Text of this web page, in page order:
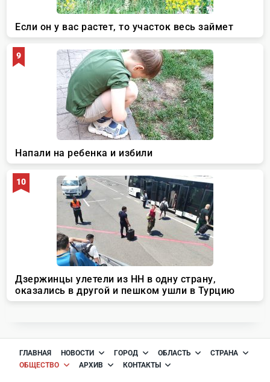
ГЛАВНАЯ НОВОСТИ ГОРОД ОБЛАСТЬ
СТРАНА
ОБЩЕСТВО
АРХИВ КОНТАКТЫ